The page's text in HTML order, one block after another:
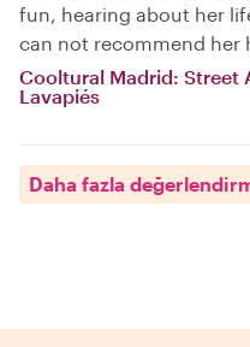
fun, hearing about her
can not recommend her
Cooltural Madrid: Street
Lavapiés
Daha fazla